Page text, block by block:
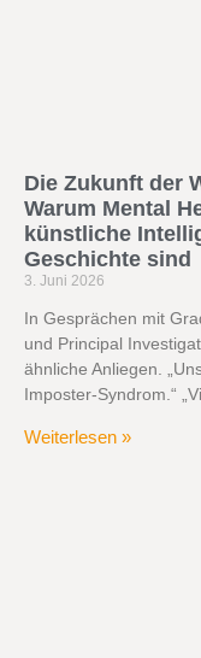
Die Zukunft der
Warum Mental
künstliche
Geschichte sind
3. Juni 2026
In Gesprächen mit
und Principal
ähnliche Anliegen.
Imposter-Syndrom.“
Weiterlesen »